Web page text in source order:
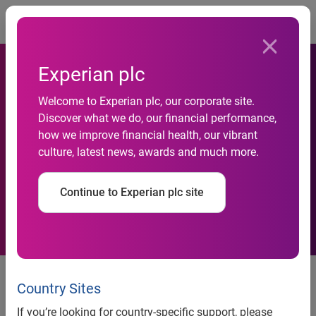
Experian plc
Welcome to Experian plc, our corporate site.
Discover what we do, our financial performance,
how we improve financial health, our vibrant
culture, latest news, awards and much more.
Continue to Experian plc site
Country Sites
If you’re looking for country-specific support, please
Experian lanza Mosaic en
Alemania
Experian Lanza Mosaic En
Alemania